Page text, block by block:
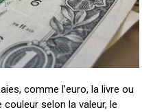
comme l’euro, la livre ou
couleur selon la valeur, le